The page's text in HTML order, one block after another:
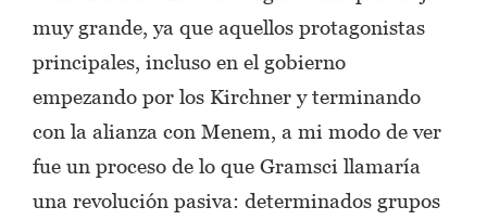
muy grande, ya que aquellos protagonistas
principales, incluso en el gobierno
empezando por los Kirchner y terminando
con la alianza con Menem, a mi modo de ver
fue un proceso de lo que Gramsci llamaría
una revolución pasiva: determinados grupos